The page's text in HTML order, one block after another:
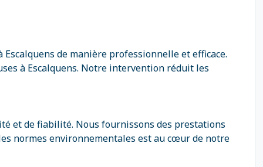
de manière professionnelle et efficace.
à Escalquens. Notre intervention réduit les
et de fiabilité. Nous fournissons des prestations
normes environnementales est au cœur de notre